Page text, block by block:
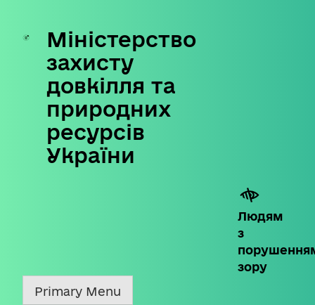
Skip
content
Міністерство
захисту
довкілля та
природних
ресурсів
України
Людям
з
зору
Primary Menu